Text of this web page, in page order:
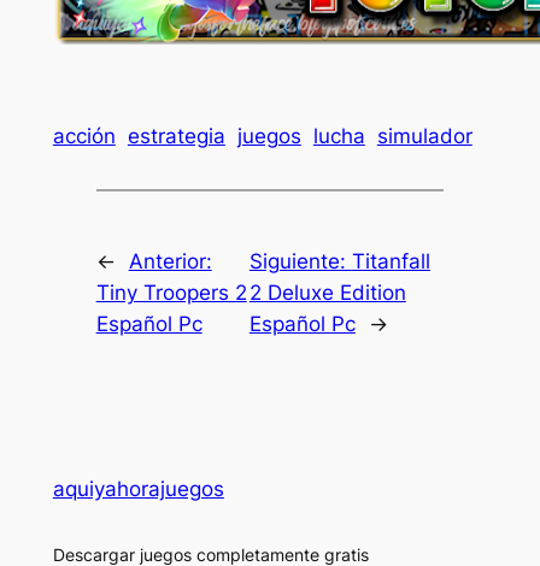
acción estrategia juegos lucha simulador
←
Anterior:
Tiny Troopers 2
Español Pc
Siguiente: Titanfall
2 Deluxe Edition
Español Pc
→
aquiyahorajuegos
Descargar juegos completamente gratis